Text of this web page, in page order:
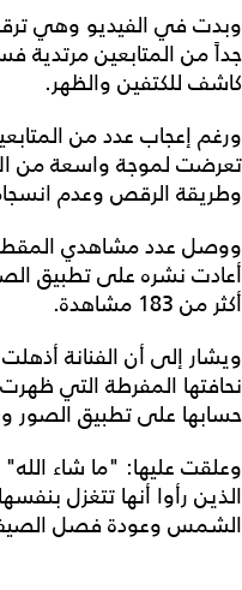
وبدت في الفيديو وهي
جداً من المتابعين مرتدية
كاشف للكتفين والظهر.
ورغم إعجاب عدد من
تعرضت لموجة واسعة من
وطريقة الرقص وعدم
ووصل عدد مشاهدي
أعادت نشره على تطبيق
أكثر من 183 مشاهدة.
ويشار إلى أن الفنانة
نحافتها المفرطة التي
حسابها على تطبيق الصور
وعلقت عليها: "ما شاء
الذين رأوا أنها تتغزل
الشمس وعودة فصل